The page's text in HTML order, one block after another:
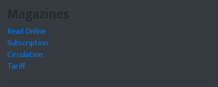
Magazines
Read Online
Subscription
Circulation
Tariff